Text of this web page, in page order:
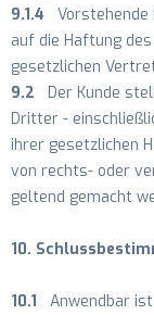
9.1.4 Vorstehende
auf die Haftung
gesetzlichen
9.2 Der Kunde
Dritter -
ihrer gesetzlichen
von rechts- oder
geltend gemacht
10.
10.1 Anwendbar